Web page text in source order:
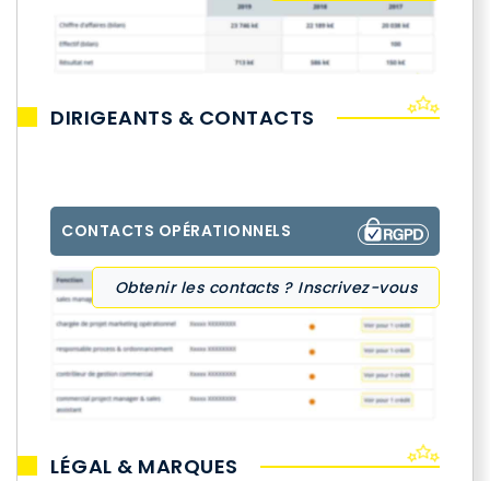
DIRIGEANTS & CONTACTS
CONTACTS OPÉRATIONNELS
Obtenir les contacts ? Inscrivez-vous
LÉGAL & MARQUES